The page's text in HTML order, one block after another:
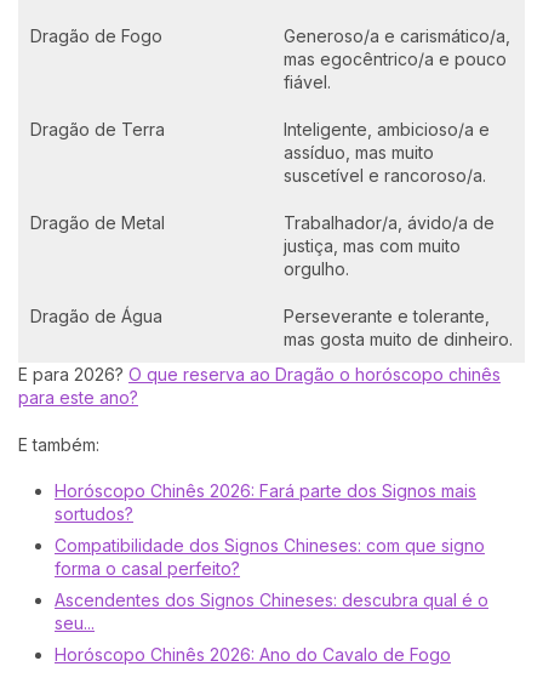
Dragão de Fogo
Generoso/a e carismático/a,
mas egocêntrico/a e pouco
fiável.
Dragão de Terra
Inteligente, ambicioso/a e
assíduo, mas muito
suscetível e rancoroso/a.
Dragão de Metal
Trabalhador/a, ávido/a de
justiça, mas com muito
orgulho.
Dragão de Água
Perseverante e tolerante,
mas gosta muito de dinheiro.
E para 2026? O que reserva ao Dragão o horóscopo chinês
para este ano?
E também:
Horóscopo Chinês 2026: Fará parte dos Signos mais
sortudos?
Compatibilidade dos Signos Chineses: com que signo
forma o casal perfeito?
Ascendentes dos Signos Chineses: descubra qual é o
seu...
Horóscopo Chinês 2026: Ano do Cavalo de Fogo